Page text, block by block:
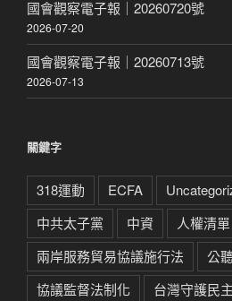
國會觀察電子報｜20260720號
2026-07-20
國會觀察電子報｜20260713號
2026-07-13
關鍵字
318運動 ECFA
中共太子黨
中資
人權清單
兩岸服務貿易協議施行法
公
協議監督法制化
台灣守護民